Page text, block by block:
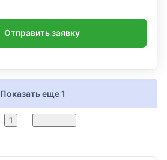
Отправить заявку
Показать еще 1
1